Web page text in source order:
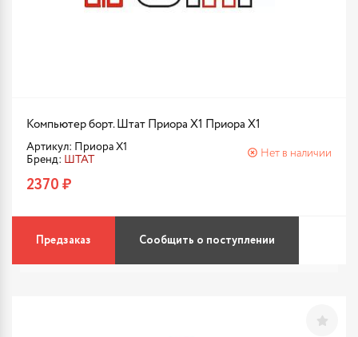
Компьютер борт. Штат Приора X1 Приора X1
Артикул: Приора X1
Бренд: ШТАТ
Нет в наличии
2370 ₽
Предзаказ Сообщить о поступлении